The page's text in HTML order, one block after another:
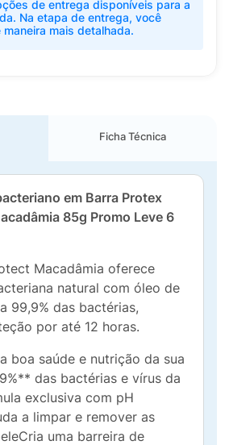
de entrega disponíveis para a
Na etapa de entrega, você
mais detalhada.
Ficha Técnica
em Barra Protex
85g Promo Leve 6
Macadâmia oferece
natural com óleo de
99,9% das bactérias,
por até 12 horas.
boa saúde e nutrição da sua
das bactérias e vírus da
exclusiva com pH
a limpar e remover as
uma barreira de